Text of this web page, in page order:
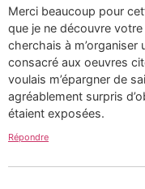
Merci beaucoup pour
que je ne découvre
cherchais à
consacré aux oeuvres
voulais m’épargner de
agréablement surpris
étaient exposées.
Répondre